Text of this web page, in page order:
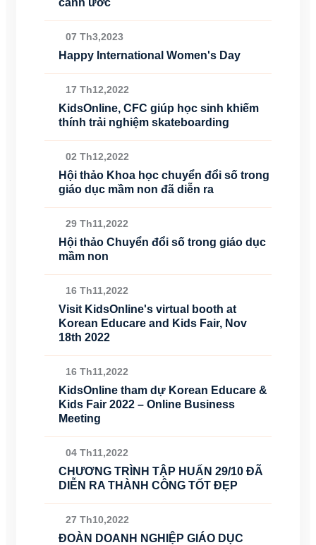
07 Th3,2023
Happy International Women's Day
17 Th12,2022
KidsOnline, CFC giúp học sinh khiếm
thính trải nghiệm skateboarding
02 Th12,2022
Hội thảo Khoa học chuyển đổi số trong
giáo dục mầm non đã diễn ra
29 Th11,2022
Hội thảo Chuyển đổi số trong giáo dục
mầm non
16 Th11,2022
Visit KidsOnline's virtual booth at
Korean Educare and Kids Fair, Nov
18th 2022
16 Th11,2022
KidsOnline tham dự Korean Educare &
Kids Fair 2022 – Online Business
Meeting
04 Th11,2022
CHƯƠNG TRÌNH TẬP HUẤN 29/10 ĐÃ
DIỄN RA THÀNH CÔNG TỐT ĐẸP
27 Th10,2022
ĐOÀN DOANH NGHIỆP GIÁO DỤC